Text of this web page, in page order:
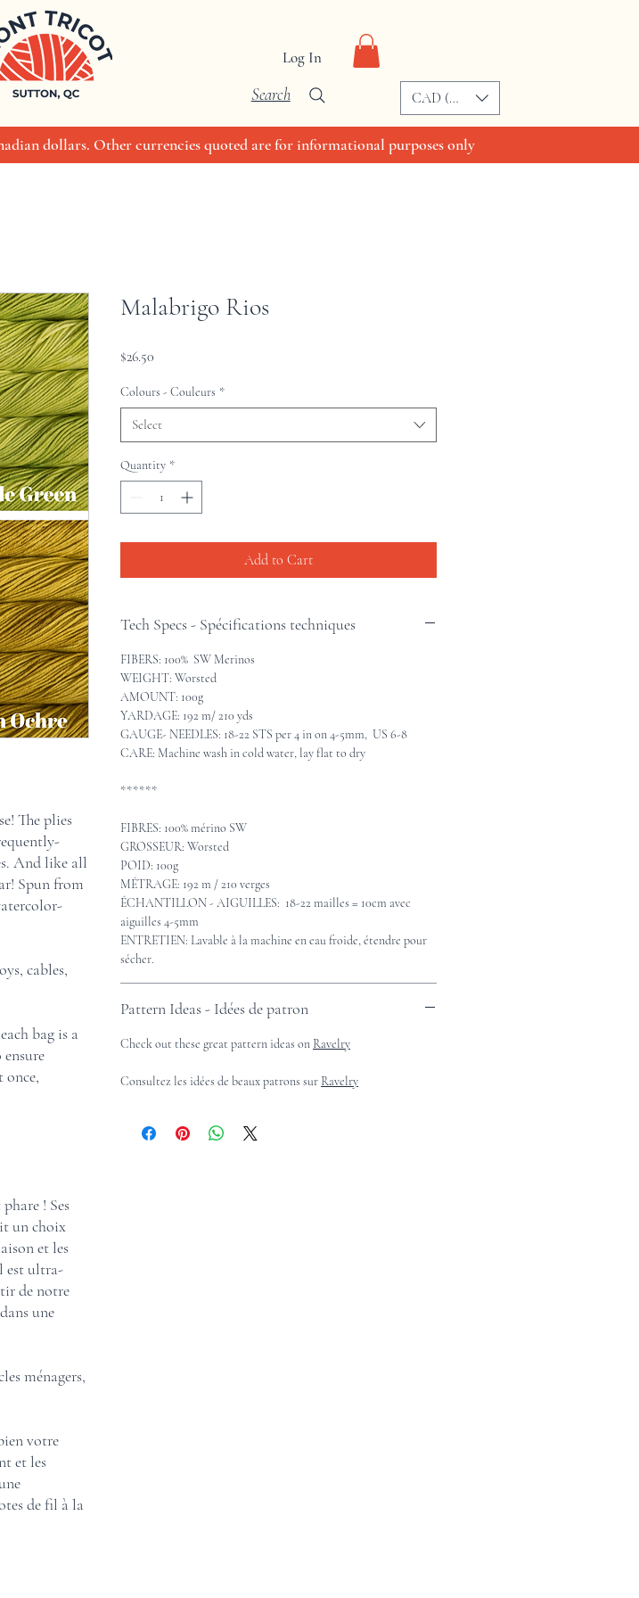
Log In
Search CAD (C$)
dollars. Other currencies quoted are for informational purposes only
The plies
And like all
Spun from
cables,
bag is a
! Ses
un choix
et les
est ultra-
de notre
une
ménagers,
votre
et les
de fil à la
Malabrigo Rios
$26.50
Colours - Couleurs *
Select
Quantity *
Add to Cart
Tech Specs - Spécifications techniques
FIBERS: 100% SW Merinos
WEIGHT: Worsted
AMOUNT: 100g
YARDAGE: 192 m/ 210 yds
GAUGE- NEEDLES: 18-22 STS per 4 in on 4-5mm, US 6-8
CARE: Machine wash in cold water, lay flat to dry
******
FIBRES: 100% mérino SW
GROSSEUR: Worsted
POID: 100g
MÉTRAGE: 192 m / 210 verges
ÉCHANTILLON - AIGUILLES: 18-22 mailles = 10cm avec
aiguilles 4-5mm
ENTRETIEN: Lavable à la machine en eau froide, étendre pour
sécher.
Pattern Ideas - Idées de patron
Check out these great pattern ideas on Ravelry
Consultez les idées de beaux patrons sur Ravelry